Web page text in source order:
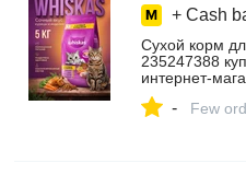
+ Cash
Сухой корм
235247388
- Few